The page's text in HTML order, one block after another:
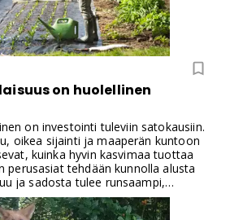
on huolellinen
on investointi tuleviin satokausiin.
oikea sijainti ja maaperän kuntoon
kuinka hyvin kasvimaa tuottaa
perusasiat tehdään kunnolla alusta
ja sadosta tulee runsaampi,